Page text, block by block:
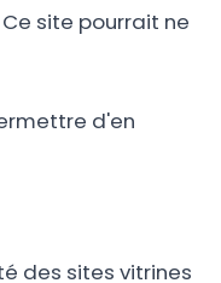
site pourrait ne
d'en
des sites vitrines